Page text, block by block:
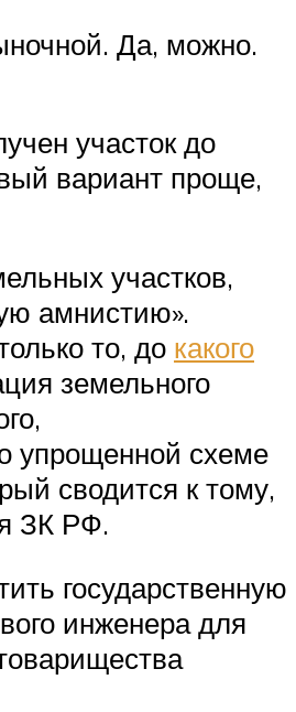
Да, можно.
участок до
вариант проще,
участков,
амнистию».
то, до какого
земельного
упрощенной схеме
сводится к тому,
ЗК РФ.
государственную
инженера для